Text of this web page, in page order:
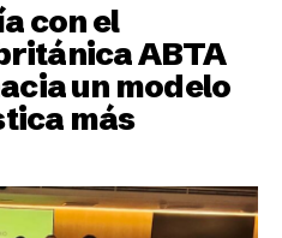
con el
ABTA
un modelo
más